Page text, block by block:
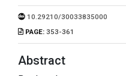
10.29210/30033835000
PAGE: 353-361
Abstract